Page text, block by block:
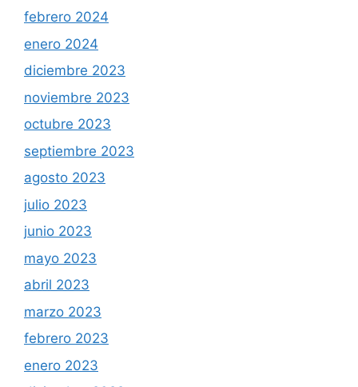
febrero 2024
enero 2024
diciembre 2023
noviembre 2023
octubre 2023
septiembre 2023
agosto 2023
julio 2023
junio 2023
mayo 2023
abril 2023
marzo 2023
febrero 2023
enero 2023